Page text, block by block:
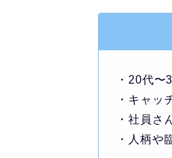
・20代
・キャッ
・社員さ
・人柄や